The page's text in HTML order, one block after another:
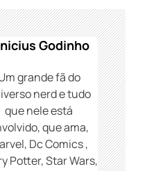
Godinho
grande fã do
nerd e tudo
que nele está
que ama,
Dc Comics ,
Potter, Star Wars,